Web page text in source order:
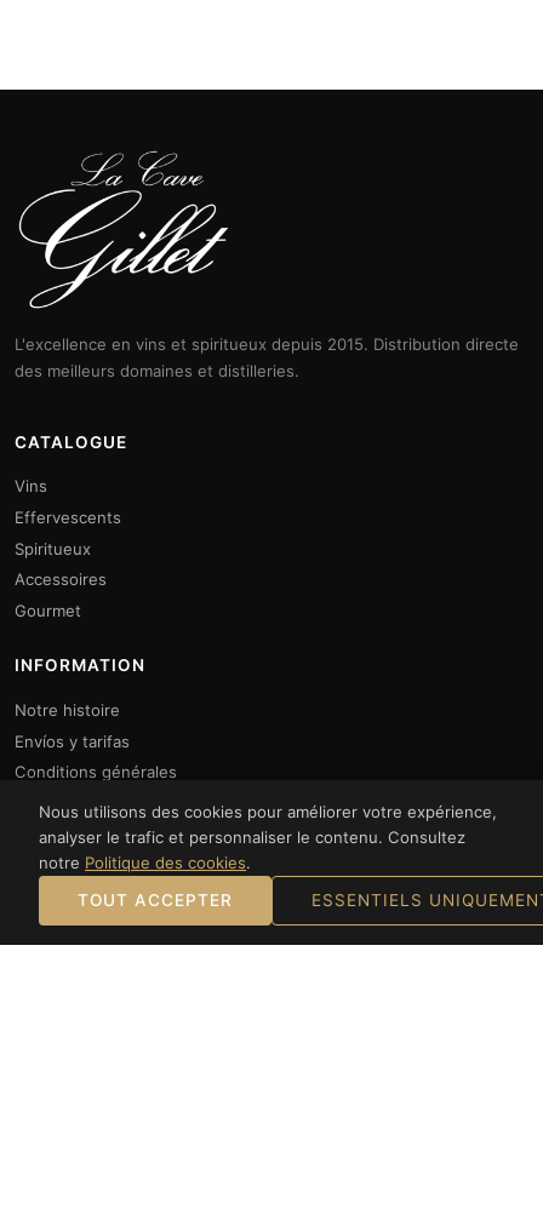
L'excellence en vins et spiritueux depuis 2015. Distribution directe
des meilleurs domaines et distilleries.
CATALOGUE
Vins
Effervescents
Spiritueux
Accessoires
Gourmet
INFORMATION
Notre histoire
Envíos y tarifas
Conditions générales
Politique de confidentialité
Politique des cookies
Mentions légales
SERVICE CLIENT
Nous utilisons des cookies pour améliorer votre expérience,
analyser le trafic et personnaliser le contenu. Consultez
notre Politique des cookies.
TOUT ACCEPTER
ESSENTIELS